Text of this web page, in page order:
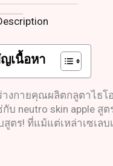
เนื้อหา
างกายคุณผลิตกลูตาไธ
บ neutro skin apple
ตร! ที่แม้แต่เหล่าเซเล